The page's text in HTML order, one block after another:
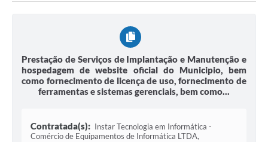
Prestação de Serviços de Implantação e Manutenção e
hospedagem de website oficial do Municipio, bem
como fornecimento de licença de uso, fornecimento de
ferramentas e sistemas gerenciais, bem como...
Contratada(s): Instar Tecnologia em Informática -
Comércio de Equipamentos de Informática LTDA,